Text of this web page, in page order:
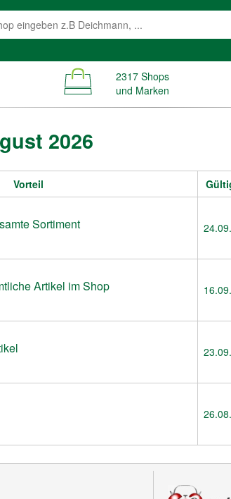
2317 Shops
und Marken
2026
Vorteil
Sortiment
Artikel im Shop